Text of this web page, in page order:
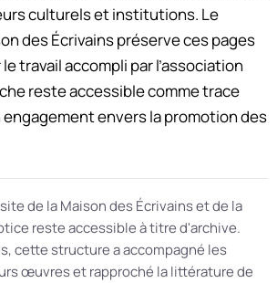
culturels et institutions. Le
des Écrivains préserve ces pages
travail accompli par l’association
reste accessible comme trace
envers la promotion des
de la Maison des Écrivains et de la
reste accessible à titre d'archive.
cette structure a accompagné les
œuvres et rapproché la littérature de